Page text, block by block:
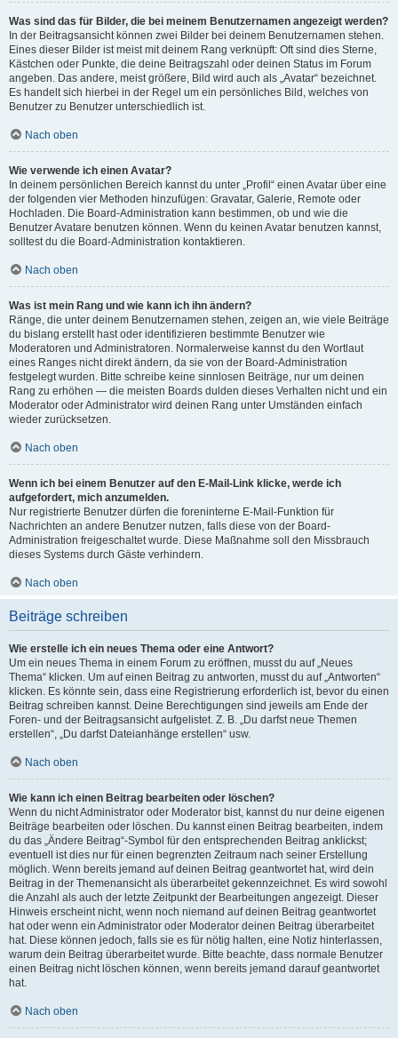
Was sind das für Bilder, die bei meinem Benutzernamen angezeigt werden?
In der Beitragsansicht können zwei Bilder bei deinem Benutzernamen stehen.
Eines dieser Bilder ist meist mit deinem Rang verknüpft: Oft sind dies Sterne,
Kästchen oder Punkte, die deine Beitragszahl oder deinen Status im Forum
angeben. Das andere, meist größere, Bild wird auch als „Avatar“ bezeichnet.
Es handelt sich hierbei in der Regel um ein persönliches Bild, welches von
Benutzer zu Benutzer unterschiedlich ist.
Nach oben
Wie verwende ich einen Avatar?
In deinem persönlichen Bereich kannst du unter „Profil“ einen Avatar über eine
der folgenden vier Methoden hinzufügen: Gravatar, Galerie, Remote oder
Hochladen. Die Board-Administration kann bestimmen, ob und wie die
Benutzer Avatare benutzen können. Wenn du keinen Avatar benutzen kannst,
solltest du die Board-Administration kontaktieren.
Nach oben
Was ist mein Rang und wie kann ich ihn ändern?
Ränge, die unter deinem Benutzernamen stehen, zeigen an, wie viele Beiträge
du bislang erstellt hast oder identifizieren bestimmte Benutzer wie
Moderatoren und Administratoren. Normalerweise kannst du den Wortlaut
eines Ranges nicht direkt ändern, da sie von der Board-Administration
festgelegt wurden. Bitte schreibe keine sinnlosen Beiträge, nur um deinen
Rang zu erhöhen — die meisten Boards dulden dieses Verhalten nicht und ein
Moderator oder Administrator wird deinen Rang unter Umständen einfach
wieder zurücksetzen.
Nach oben
Wenn ich bei einem Benutzer auf den E-Mail-Link klicke, werde ich
aufgefordert, mich anzumelden.
Nur registrierte Benutzer dürfen die foreninterne E-Mail-Funktion für
Nachrichten an andere Benutzer nutzen, falls diese von der Board-
Administration freigeschaltet wurde. Diese Maßnahme soll den Missbrauch
dieses Systems durch Gäste verhindern.
Nach oben
Beiträge schreiben
Wie erstelle ich ein neues Thema oder eine Antwort?
Um ein neues Thema in einem Forum zu eröffnen, musst du auf „Neues
Thema“ klicken. Um auf einen Beitrag zu antworten, musst du auf „Antworten“
klicken. Es könnte sein, dass eine Registrierung erforderlich ist, bevor du einen
Beitrag schreiben kannst. Deine Berechtigungen sind jeweils am Ende der
Foren- und der Beitragsansicht aufgelistet. Z. B. „Du darfst neue Themen
erstellen“, „Du darfst Dateianhänge erstellen“ usw.
Nach oben
Wie kann ich einen Beitrag bearbeiten oder löschen?
Wenn du nicht Administrator oder Moderator bist, kannst du nur deine eigenen
Beiträge bearbeiten oder löschen. Du kannst einen Beitrag bearbeiten, indem
du das „Ändere Beitrag“-Symbol für den entsprechenden Beitrag anklickst;
eventuell ist dies nur für einen begrenzten Zeitraum nach seiner Erstellung
möglich. Wenn bereits jemand auf deinen Beitrag geantwortet hat, wird dein
Beitrag in der Themenansicht als überarbeitet gekennzeichnet. Es wird sowohl
die Anzahl als auch der letzte Zeitpunkt der Bearbeitungen angezeigt. Dieser
Hinweis erscheint nicht, wenn noch niemand auf deinen Beitrag geantwortet
hat oder wenn ein Administrator oder Moderator deinen Beitrag überarbeitet
hat. Diese können jedoch, falls sie es für nötig halten, eine Notiz hinterlassen,
warum dein Beitrag überarbeitet wurde. Bitte beachte, dass normale Benutzer
einen Beitrag nicht löschen können, wenn bereits jemand darauf geantwortet
hat.
Nach oben